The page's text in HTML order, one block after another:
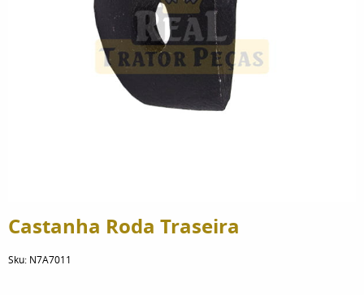
Castanha Roda Traseira
Sku: N7A7011